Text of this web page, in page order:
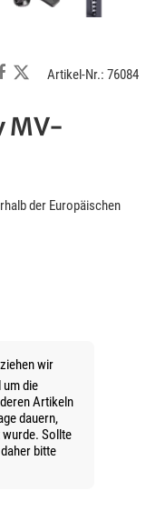
Artikel-Nr.: 76084
MV-
der Europäischen
wir
um die
Artikeln
dauern,
Sollte
bitte